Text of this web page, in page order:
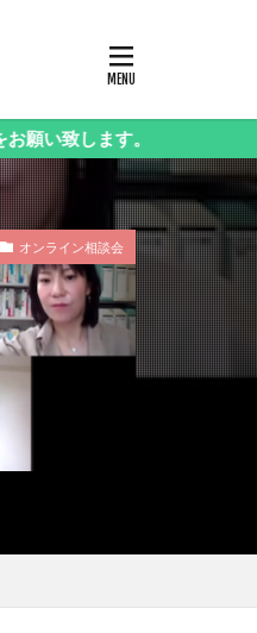
オンライン相談会